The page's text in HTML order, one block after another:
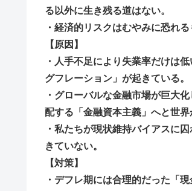
る以外に生き残る道はない。
・経済的リスクはむやみに恐れ
【原因】
・人手不足により失業率だけは
グフレーション」が起きている。
・グローバルな金融市場が巨大
配する「金融資本主義」へと世界
・私たちが現状維持バイアスに
きていない。
【対策】
・デフレ期には合理的だった「